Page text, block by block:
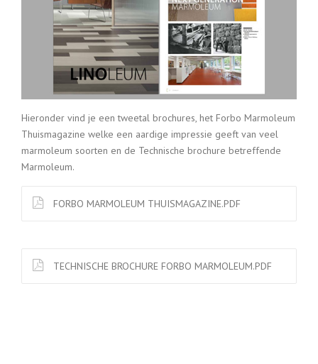
Hieronder vind je een tweetal brochures, het Forbo Marmoleum
Thuismagazine welke een aardige impressie geeft van veel
marmoleum soorten en de Technische brochure betreffende
Marmoleum.
FORBO MARMOLEUM THUISMAGAZINE.PDF
TECHNISCHE BROCHURE FORBO MARMOLEUM.PDF